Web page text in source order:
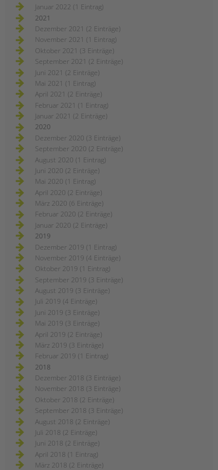
Januar 2022 (1 Eintrag)
2021
Dezember 2021 (2 Einträge)
November 2021 (1 Eintrag)
Oktober 2021 (3 Einträge)
September 2021 (2 Einträge)
Juni 2021 (2 Einträge)
Mai 2021 (1 Eintrag)
April 2021 (2 Einträge)
Februar 2021 (1 Eintrag)
Januar 2021 (2 Einträge)
2020
Dezember 2020 (3 Einträge)
September 2020 (2 Einträge)
August 2020 (1 Eintrag)
Juni 2020 (2 Einträge)
Mai 2020 (1 Eintrag)
April 2020 (2 Einträge)
März 2020 (6 Einträge)
Februar 2020 (2 Einträge)
Januar 2020 (2 Einträge)
2019
Dezember 2019 (1 Eintrag)
November 2019 (4 Einträge)
Oktober 2019 (1 Eintrag)
September 2019 (3 Einträge)
August 2019 (3 Einträge)
Juli 2019 (4 Einträge)
Juni 2019 (3 Einträge)
Mai 2019 (3 Einträge)
April 2019 (2 Einträge)
März 2019 (3 Einträge)
Februar 2019 (1 Eintrag)
2018
Dezember 2018 (3 Einträge)
November 2018 (3 Einträge)
Oktober 2018 (2 Einträge)
September 2018 (3 Einträge)
August 2018 (2 Einträge)
Juli 2018 (2 Einträge)
Juni 2018 (2 Einträge)
April 2018 (1 Eintrag)
März 2018 (2 Einträge)